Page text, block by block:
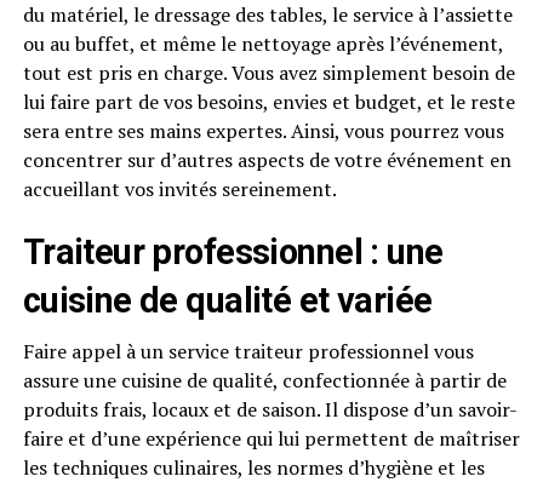
du matériel, le dressage des tables, le service à l’assiette
ou au buffet, et même le nettoyage après l’événement,
tout est pris en charge. Vous avez simplement besoin de
lui faire part de vos besoins, envies et budget, et le reste
sera entre ses mains expertes. Ainsi, vous pourrez vous
concentrer sur d’autres aspects de votre événement en
accueillant vos invités sereinement.
Traiteur professionnel : une
cuisine de qualité et variée
Faire appel à un service traiteur professionnel vous
assure une cuisine de qualité, confectionnée à partir de
produits frais, locaux et de saison. Il dispose d’un savoir-
faire et d’une expérience qui lui permettent de maîtriser
les techniques culinaires, les normes d’hygiène et les